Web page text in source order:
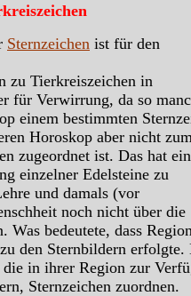
Sternzeichen ist für den
zu Tierkreiszeichen in
für Verwirrung, da so
einem bestimmten
Horoskop aber nicht
zugeordnet ist. Das hat
einzelner Edelsteine zu
und damals (vor
noch nicht über die
Was bedeutete, dass
den Sternbildern erfolgte.
in ihrer Region zur
Sternzeichen zuordnen.